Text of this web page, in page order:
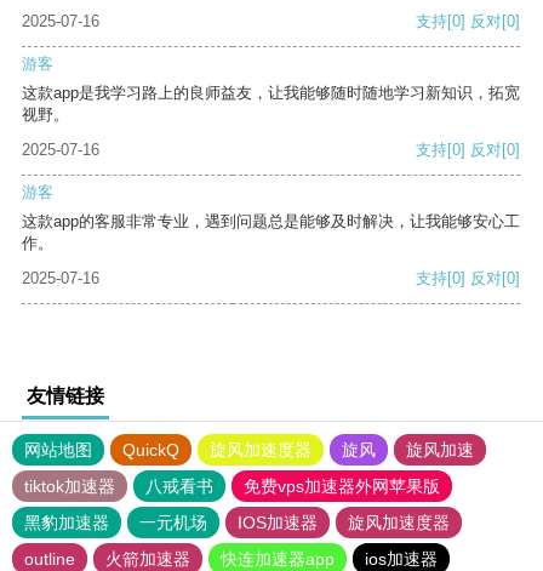
2025-07-16 支持[0] 反对[0]
游客
这款app是我学习路上的良师益友，让我能够随时随地学习新知识，拓宽
视野。
2025-07-16
支持[0] 反对[0]
游客
这款app的客服非常专业，遇到问题总是能够及时解决，让我能够安心工
作。
2025-07-16
支持[0] 反对[0]
友情链接
网站地图 QuickQ 旋风加速度器 旋风
旋风加速
tiktok加速器
八戒看书
免费vps加速器外网苹果版
黑豹加速器
一元机场 IOS加速器
旋风加速度器
outline
火箭加速器 快连加速器app ios加速器